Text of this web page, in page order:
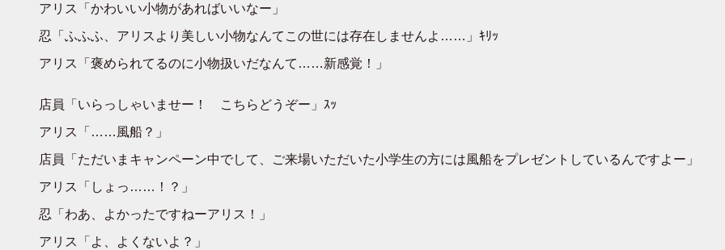
アリス「かわいい小物があればいいなー」
忍「ふふふ、アリスより美しい小物なんてこの世には存在しませんよ……」ｷﾘｯ
アリス「褒められてるのに小物扱いだなんて……新感覚！」
店員「いらっしゃいませー！ こちらどうぞー」ｽｯ
アリス「……風船？」
店員「ただいまキャンペーン中でして、ご来場いただいた小学生の方には風船をプレゼントしているんですよー」
アリス「しょっ……！？」
忍「わあ、よかったですねーアリス！」
アリス「よ、よくないよ？」